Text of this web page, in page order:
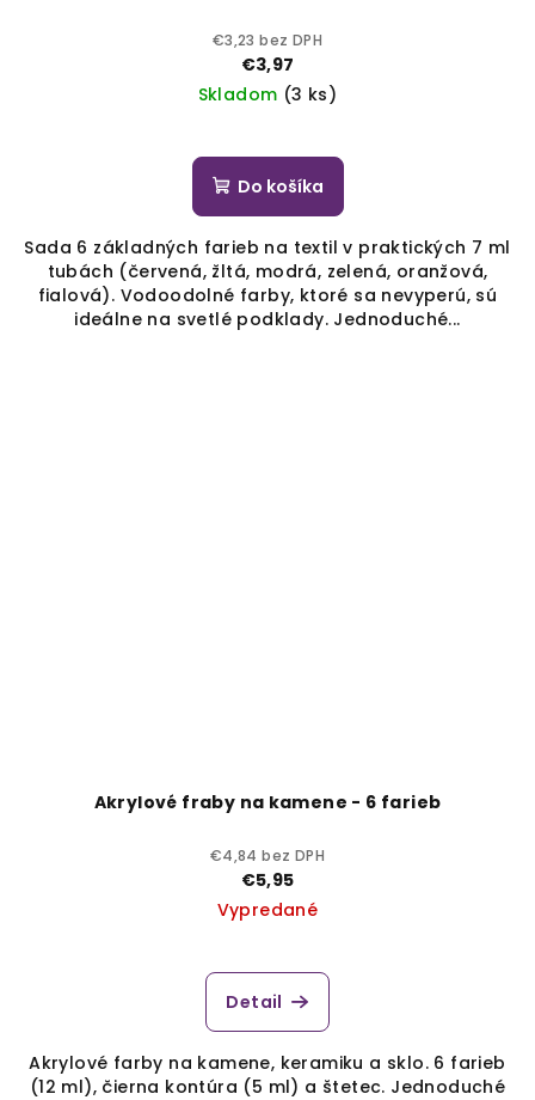
€3,23 bez DPH
€3,97
Skladom (3 ks)
Do košíka
Sada 6 základných farieb na textil v praktických 7 ml
tubách (červená, žltá, modrá, zelená, oranžová,
fialová). Vodoodolné farby, ktoré sa nevyperú, sú
ideálne na svetlé podklady. Jednoduché...
Akrylové fraby na kamene - 6 farieb
€4,84 bez DPH
€5,95
Vypredané
Detail
Akrylové farby na kamene, keramiku a sklo. 6 farieb
(12 ml), čierna kontúra (5 ml) a štetec. Jednoduché